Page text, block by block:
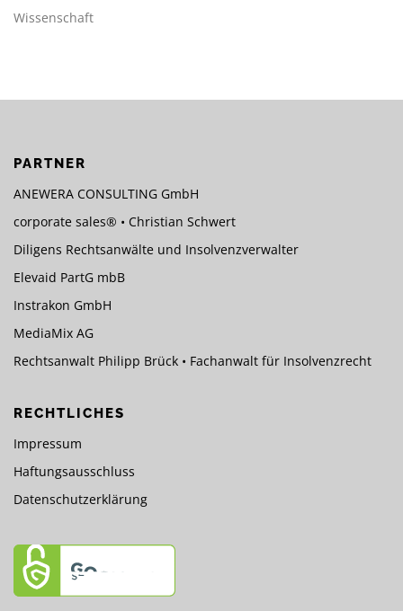
Wissenschaft
PARTNER
ANEWERA CONSULTING GmbH
corporate sales® • Christian Schwert
Diligens Rechtsanwälte und Insolvenzverwalter
Elevaid PartG mbB
Instrakon GmbH
MediaMix AG
Rechtsanwalt Philipp Brück • Fachanwalt für Insolvenzrecht
RECHTLICHES
Impressum
Haftungsausschluss
Datenschutzerklärung